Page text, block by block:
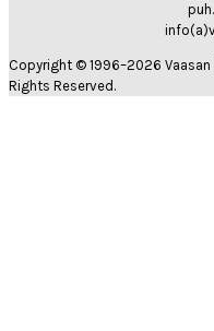
Copyright © 1996–2026
Rights Reserved.